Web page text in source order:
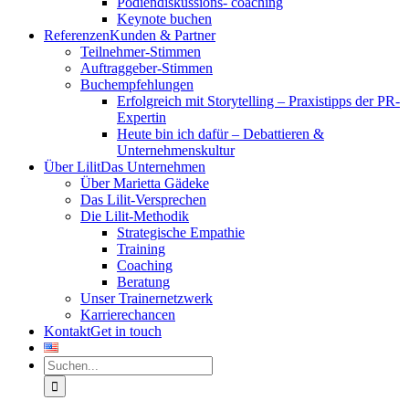
Keynote buchen
ReferenzenKunden & Partner
Teilnehmer-Stimmen
Auftraggeber-Stimmen
Buchempfehlungen
Erfolgreich mit Storytelling – Praxistipps der PR-
Expertin
Heute bin ich dafür – Debattieren &
Unternehmenskultur
Über LilitDas Unternehmen
Über Marietta Gädeke
Das Lilit-Versprechen
Die Lilit-Methodik
Strategische Empathie
Training
Coaching
Beratung
Unser Trainernetzwerk
Karrierechancen
KontaktGet in touch
Suche
nach: